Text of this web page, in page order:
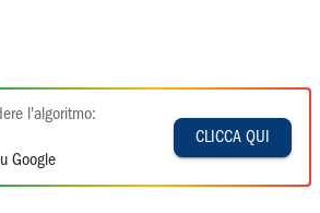
l'algoritmo:
Google
CLICCA QUI